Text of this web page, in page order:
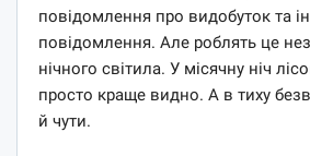
повідомлення про видобуток та
повідомлення. Але роблять це
нічного світила. У місячну ніч
просто краще видно. А в тиху
й чути.